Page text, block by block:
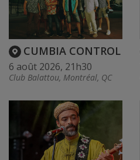
CUMBIA CONTROL
6 août 2026, 21h30
Club Balattou, Montréal, QC